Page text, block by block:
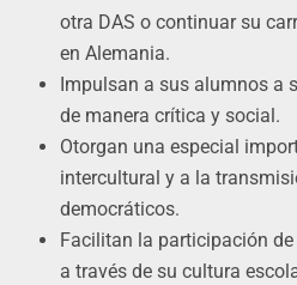
otra DAS o continuar su
en Alemania.
Impulsan a sus alumnos a
de manera crítica y social.
Otorgan una especial
intercultural y a la
democráticos.
Facilitan la participación
a través de su cultura